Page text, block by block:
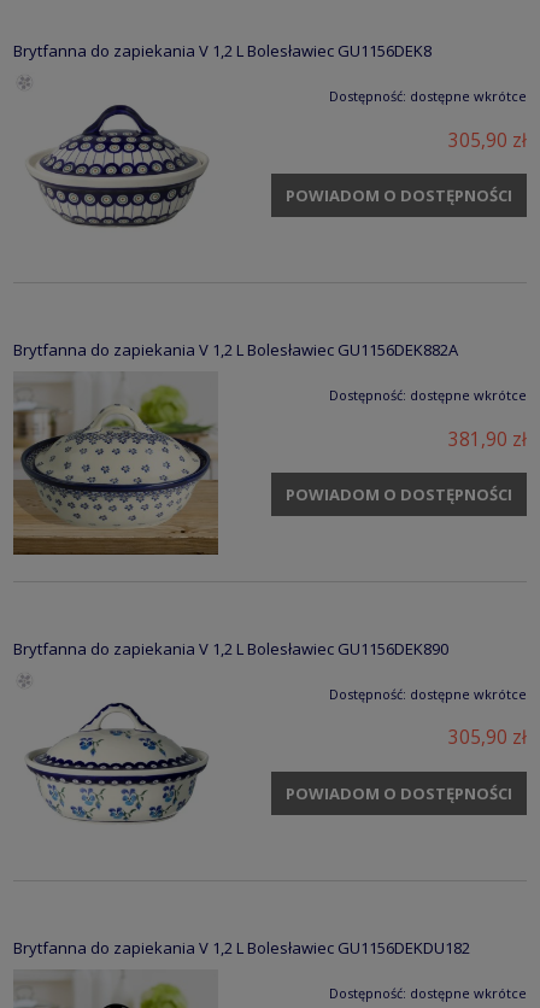
Brytfanna do zapiekania V 1,2 L Bolesławiec GU1156DEK8
Dostępność: dostępne wkrótce
305,90 zł
POWIADOM O DOSTĘPNOŚCI
Brytfanna do zapiekania V 1,2 L Bolesławiec GU1156DEK882A
Dostępność: dostępne wkrótce
381,90 zł
POWIADOM O DOSTĘPNOŚCI
Brytfanna do zapiekania V 1,2 L Bolesławiec GU1156DEK890
Dostępność: dostępne wkrótce
305,90 zł
POWIADOM O DOSTĘPNOŚCI
Brytfanna do zapiekania V 1,2 L Bolesławiec GU1156DEKDU182
Dostępność: dostępne wkrótce